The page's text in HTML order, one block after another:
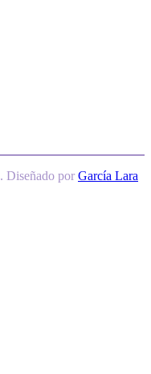
Diseñado por García Lara